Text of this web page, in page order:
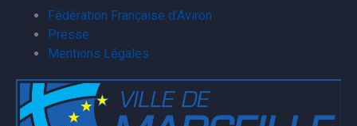
Fédération Française d’Aviron
Presse
Mentions Légales